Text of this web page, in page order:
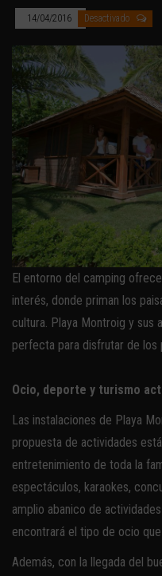
14/04/2016 Desactivado
El entorno del camping
interés, donde priman los
cultura. Playa Montroig y sus
perfecta para disfrutar de los
Ocio, deporte y turismo
Las instalaciones de Playa
propuesta de actividades
entretenimiento de toda la
espectáculos, karaokes,
amplio abanico de
encontrará el tipo de ocio
Además, con la llegada del